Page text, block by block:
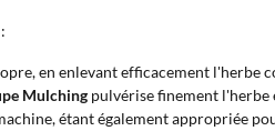
en enlevant efficacement l'herbe
Mulching pulvérise finement l'herbe
étant également appropriée